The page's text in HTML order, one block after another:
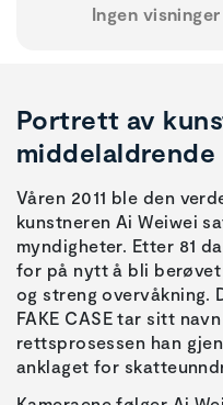
Ingen
Portrett av
Våren 2011 ble den
kunstneren Ai Weiwei
myndigheter. Etter 81
for på nytt å bli
og streng overvåkning.
FAKE CASE tar sitt
rettsprosessen han
anklaget for